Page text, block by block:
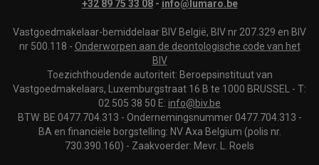
+32 89 75 33 08- info@lumaro.be
Vastgoedmakelaar-bemiddelaar BIV België, BIV nr 207.329 en BIV
nr 500.118 - Onderworpen aan de deontologische code van het
BIV
Toezichthoudende autoriteit: Beroepsinstituut van
Vastgoedmakelaars, Luxemburgstraat 16 B te 1000 BRUSSEL - T:
02 505 38 50 E: info@biv.be
BTW: BE 0477.704.313 - Ondernemingsnummer 0477.704.313 -
BA en financiële borgstelling: NV Axa Belgium (polis nr.
730.390.160) - Zaakvoerder: Mevr. L. Roels